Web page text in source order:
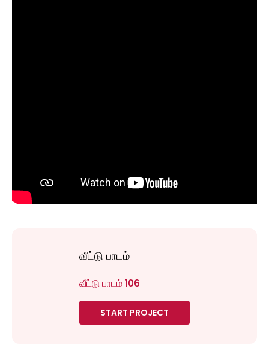
வீட்டு பாடம்
வீட்டு பாடம் 106
START PROJECT